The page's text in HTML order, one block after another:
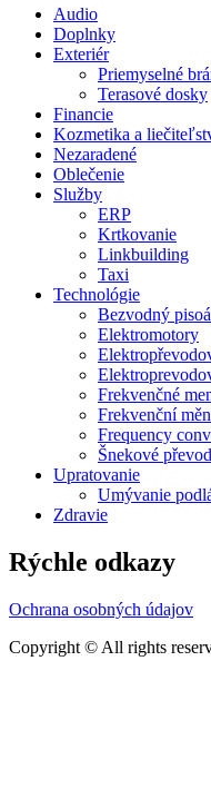
Audio
Doplnky
Exteriér
Priemyselné
Terasové dosky
Financie
Kozmetika a
Nezaradené
Oblečenie
Služby
ERP
Krtkovanie
Linkbuilding
Taxi
Technológie
Bezvodný
Elektromotory
Frekvenčné
Frekvenční
Frequency
Šnekové
Upratovanie
Umývanie
Zdravie
Rýchle odkazy
Ochrana osobných údajov
Copyright © All rights